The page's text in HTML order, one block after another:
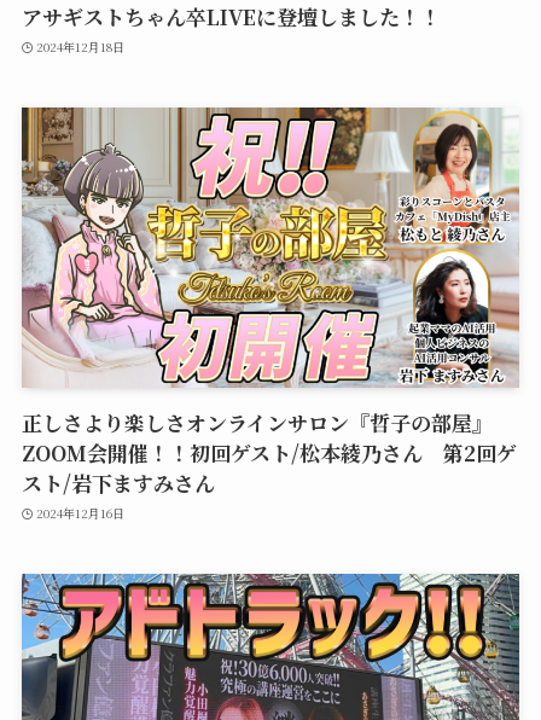
アサギストちゃん卒LIVEに登壇しました！！
2024年12月18日
正しさより楽しさオンラインサロン『哲子の部屋』
ZOOM会開催！！初回ゲスト/松本綾乃さん 第2回ゲ
スト/岩下ますみさん
2024年12月16日